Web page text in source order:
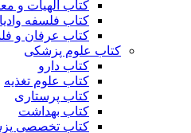
کتاب الهیات و
کتاب فلسفه
کتاب عرفان و
کتاب علوم پزشکی
کتاب دارو
کتاب علوم تغذیه
کتاب پرستاری
کتاب بهداشت
کتاب تخصصی